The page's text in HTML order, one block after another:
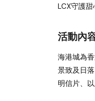
LCX守護
活動內
海港城為
景致及日
明信片、